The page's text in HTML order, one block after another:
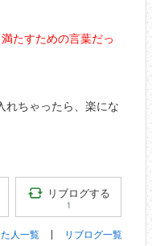
たすための言葉だっ
れちゃったら、楽にな
リブログする
1
人一覧 リブログ一覧